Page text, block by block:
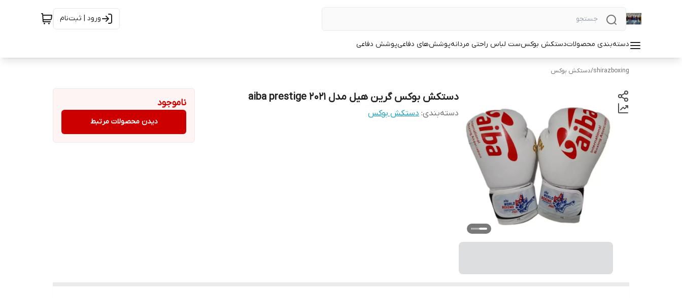
ورود | ثبت‌نام
دسته‌بندی محصولاتدستکش بوکسست لباس راحتی مردانهپوشش‌های دفاعیپوشش دفاعی
shirazboxing
/دستکش بوکس
دستکش بوکس گرین هیل مدل aiba prestige 2021
دسته‌بندی: دستکش بوکس
ناموجود
دیدن محصولات مرتبط